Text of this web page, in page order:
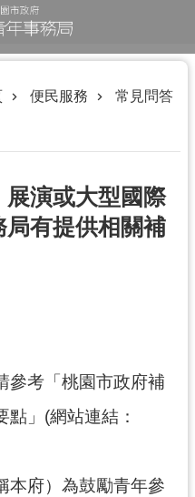
便民服務 常見問答
演或大型國際
有提供相關補
參考「桃園市政府補
」(網站連結：
本府）為鼓勵青年參